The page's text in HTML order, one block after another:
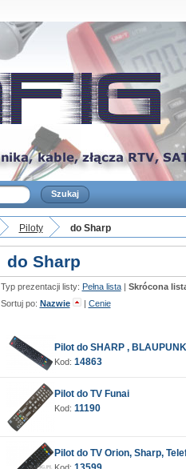
Piloty do Sharp
do Sharp
Typ prezentacji listy: Pełna lista| Skrócona
Sortuj po: Nazwie | Cenie
Pilot do SHARP ,
Kod: 14863
Pilot do TV Funai
Kod: 11190
Pilot do TV Orion, Sharp,